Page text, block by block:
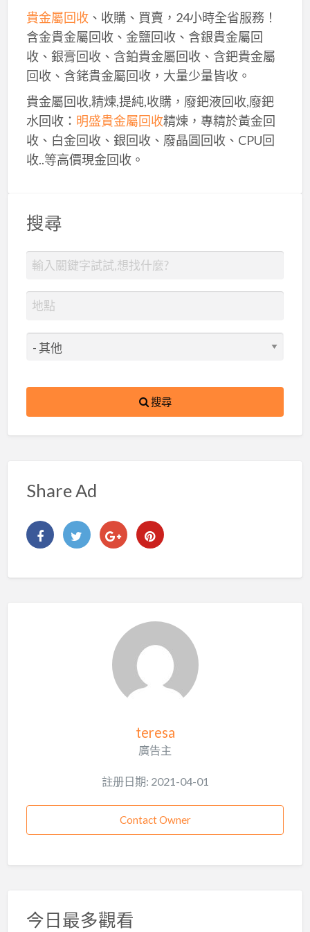
貴金屬回收、收購、買賣，24小時全省服務！
含金貴金屬回收、金鹽回收、含銀貴金屬回
收、銀膏回收、含鉑貴金屬回收、含鈀貴金屬
回收、含銠貴金屬回收，大量少量皆收。
貴金屬回收,精煉,提純,收購，廢鈀液回收,廢鈀
水回收： 明盛貴金屬回收精煉，專精於黃金回
收、白金回收、銀回收、廢晶圓回收、CPU回
收..等高價現金回收。
搜尋
搜尋
Share Ad
teresa
廣告主
註册日期: 2021-04-01
Contact Owner
今日最多觀看